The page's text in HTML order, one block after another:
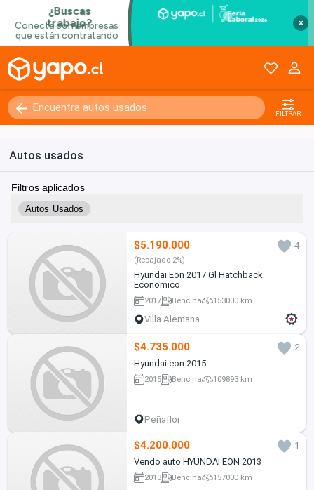
×
FILTRAR
Autos usados
Filtros aplicados
Autos Usados
$5.190.000 4
(Rebajado 2%)
Hyundai Eon 2017 Gl Hatchback
Economico
2017 Bencina 153000 km
Villa Alemana
$4.735.000
2
Hyundai eon 2015
2015 Bencina 109893 km
Peñaflor
$4.200.000
1
Vendo auto HYUNDAI EON 2013
2013 Bencina 157000 km